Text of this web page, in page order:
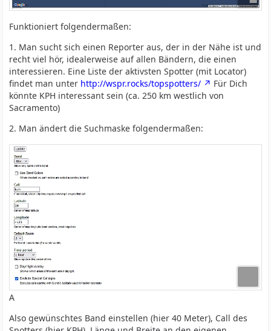
Funktioniert folgendermaßen:
1. Man sucht sich einen Reporter aus, der in der Nähe ist und
recht viel hör, idealerweise auf allen Bändern, die einen
interessieren. Eine Liste der aktivsten Spotter (mit Locator)
findet man unter http://wspr.rocks/topspotters/
Für Dich
könnte KPH interessant sein (ca. 250 km westlich von
Sacramento)
2. Man ändert die Suchmaske folgendermaßen:
A
Also gewünschtes Band einstellen (hier 40 Meter), Call des